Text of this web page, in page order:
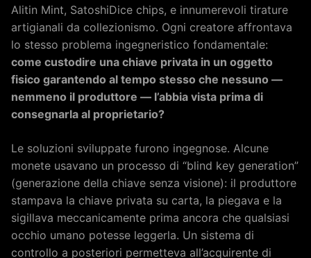
Alitin Mint, SatoshiDice chips, e innumerevoli tirature
artigianali da collezionismo. Ogni creatore affrontava
lo stesso problema ingegneristico fondamentale:
come custodire una chiave privata in un oggetto
fisico garantendo al tempo stesso che nessuno —
nemmeno il produttore — l’abbia vista prima di
consegnarla al proprietario?
Le soluzioni sviluppate furono ingegnose. Alcune
monete usavano un processo di “blind key generation”
(generazione della chiave senza visione): il produttore
stampava la chiave privata su carta, la piegava e la
sigillava meccanicamente prima ancora che qualsiasi
occhio umano potesse leggerla. Un sistema di
controllo a posteriori permetteva all’acquirente di